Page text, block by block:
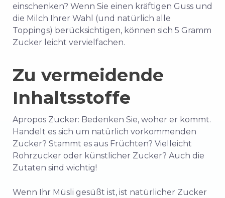
einschenken? Wenn Sie einen kräftigen Guss und
die Milch Ihrer Wahl (und natürlich alle
Toppings) berücksichtigen, können sich 5 Gramm
Zucker leicht vervielfachen.
Zu vermeidende
Inhaltsstoffe
Apropos Zucker: Bedenken Sie, woher er kommt.
Handelt es sich um natürlich vorkommenden
Zucker? Stammt es aus Früchten? Vielleicht
Rohrzucker oder künstlicher Zucker? Auch die
Zutaten sind wichtig!
Wenn Ihr Müsli gesüßt ist, ist natürlicher Zucker